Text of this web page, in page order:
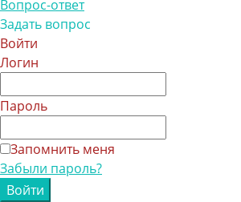
Вопрос-ответ
Задать вопрос
Войти
Логин
Пароль
Запомнить меня
Забыли пароль?